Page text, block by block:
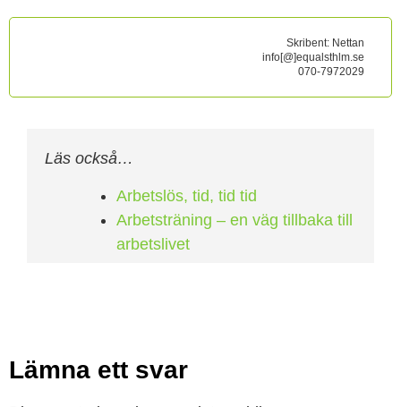
Skribent: Nettan
info[@]equalsthlm.se
070-7972029
Läs också…
Arbetslös, tid, tid tid
Arbetsträning – en väg tillbaka till
arbetslivet
Lämna ett svar